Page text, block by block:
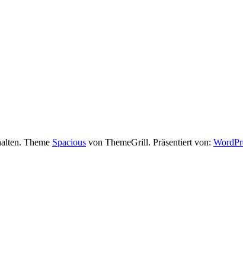
Theme Spacious von ThemeGrill. Präsentiert von: